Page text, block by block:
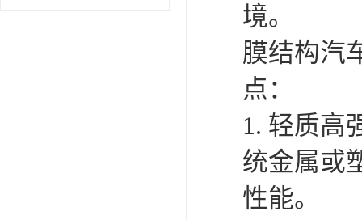
境。
膜结构汽
点：
1. 轻质高
统金属或
性能。